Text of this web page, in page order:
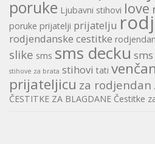
poruke Ljubavni stihovi love
poruke prijatelji prijatelju
rodjendanske cestitke
slike sms sms decku
stihove za brata stihovi tati
prijateljicu za rodjendan
ČESTITKE ZA BLAGDANE Čestitke